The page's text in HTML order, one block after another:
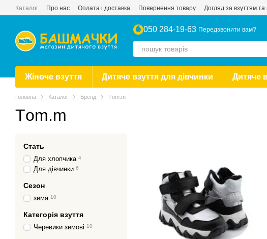
Перейти до основного контенту
Каталог Про нас Оплата і доставка Повернення товару Догляд за взуттям та
050 284-19-63 Передзвонити вам?
Жіноче взуття Дитяче взуття для дівчинки Дитяче
Головна Каталог Бренд Тom.m
Тom.m
Стать
Для хлопчика 4
Для дівчинки 6
Сезон
зима 10
Категорія взуття
Черевики зимові 10